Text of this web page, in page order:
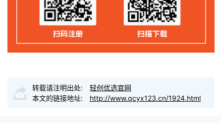
转载请注明出处:
轻创优选官网
本文的链接地址:
http://www.qcyx123.cn/1924.html